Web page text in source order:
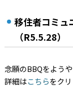
移住者コミュ
（R5.5.28）
念願のBBQをよう
詳細はこちらをク